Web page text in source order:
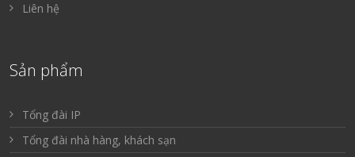
Liên hệ
Sản phẩm
Tổng đài IP
Tổng đài nhà hàng, khách sạn